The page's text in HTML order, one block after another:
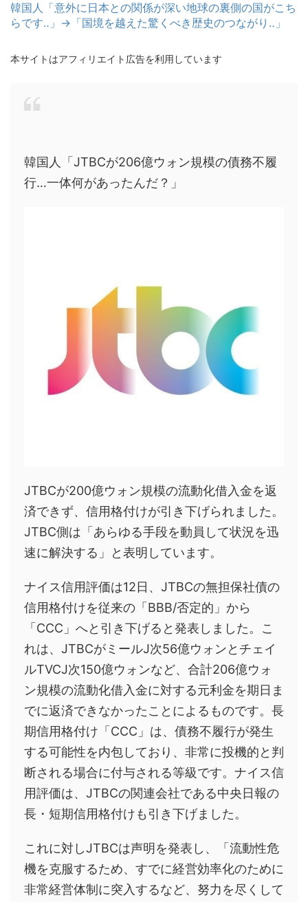
韓国人「意外に日本との関係が深い地球の裏側の国がこち
らです‥」→「国境を越えた驚くべき歴史のつながり‥」
本サイトはアフィリエイト広告を利用しています
韓国人「JTBCが206億ウォン規模の債務不履
行…一体何があったんだ？」
JTBCが200億ウォン規模の流動化借入金を返
済できず、信用格付けが引き下げられました。
JTBC側は「あらゆる手段を動員して状況を迅
速に解決する」と表明しています。
ナイス信用評価は12日、JTBCの無担保社債の
信用格付けを従来の「BBB/否定的」から
「CCC」へと引き下げると発表しました。こ
れは、JTBCがミールJ次56億ウォンとチェイ
ルTVCJ次150億ウォンなど、合計206億ウォ
ン規模の流動化借入金に対する元利金を期日ま
でに返済できなかったことによるものです。長
期信用格付け「CCC」は、債務不履行が発生
する可能性を内包しており、非常に投機的と判
断される場合に付与される等級です。ナイス信
用評価は、JTBCの関連会社である中央日報の
長・短期信用格付けも引き下げました。
これに対しJTBCは声明を発表し、「流動性危
機を克服するため、すでに経営効率化のために
非常経営体制に突入するなど、努力を尽くして